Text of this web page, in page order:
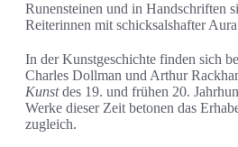
Runensteinen und in Handschriften
Reiterinnen mit schicksalshafter
In der Kunstgeschichte finden sich
Charles Dollman und Arthur
Kunstdes 19. und frühen 20.
Werke dieser Zeit betonen das
zugleich.